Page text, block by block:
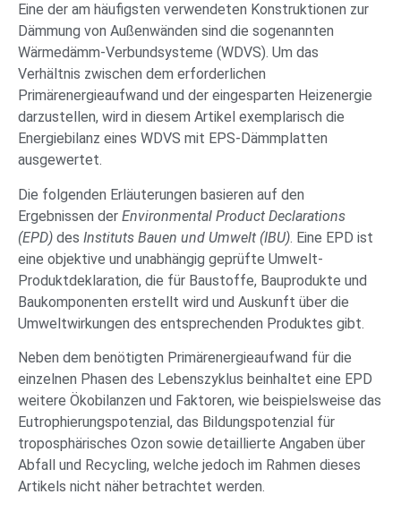
Eine der am häufigsten verwendeten Konstruktionen zur
Dämmung von Außenwänden sind die sogenannten
Wärmedämm-Verbundsysteme (WDVS). Um das
Verhältnis zwischen dem erforderlichen
Primärenergieaufwand und der eingesparten Heizenergie
darzustellen, wird in diesem Artikel exemplarisch die
Energiebilanz eines WDVS mit EPS-Dämmplatten
ausgewertet.
Die folgenden Erläuterungen basieren auf den
Ergebnissen der Environmental Product Declarations
(EPD) des Instituts Bauen und Umwelt (IBU). Eine EPD ist
eine objektive und unabhängig geprüfte Umwelt-
Produktdeklaration, die für Baustoffe, Bauprodukte und
Baukomponenten erstellt wird und Auskunft über die
Umweltwirkungen des entsprechenden Produktes gibt.
Neben dem benötigten Primärenergieaufwand für die
einzelnen Phasen des Lebenszyklus beinhaltet eine EPD
weitere Ökobilanzen und Faktoren, wie beispielsweise das
Eutrophierungspotenzial, das Bildungspotenzial für
troposphärisches Ozon sowie detaillierte Angaben über
Abfall und Recycling, welche jedoch im Rahmen dieses
Artikels nicht näher betrachtet werden.